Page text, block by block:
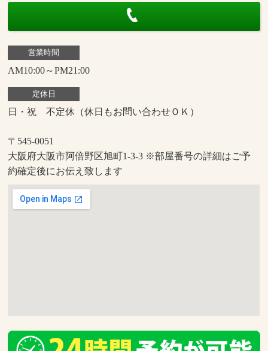
営業時間
AM10:00～PM21:00
定休日
日・祝 不定休（休日もお問い合わせＯＫ）
〒545-0051
大阪府大阪市阿倍野区旭町1-3-3 ※部屋番号の詳細はご予
約確定後にお伝え致します